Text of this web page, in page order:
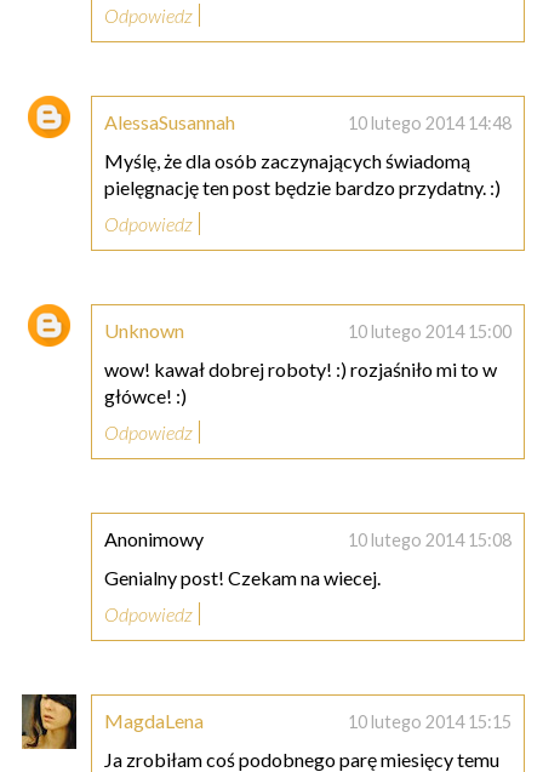
Odpowiedz
AlessaSusannah 10 lutego 2014 14:48
Myślę, że dla osób zaczynających świadomą
pielęgnację ten post będzie bardzo przydatny. :)
Odpowiedz
Unknown 10 lutego 2014 15:00
wow! kawał dobrej roboty! :) rozjaśniło mi to w
główce! :)
Odpowiedz
Anonimowy 10 lutego 2014 15:08
Genialny post! Czekam na wiecej.
Odpowiedz
MagdaLena 10 lutego 2014 15:15
Ja zrobiłam coś podobnego parę miesięcy temu